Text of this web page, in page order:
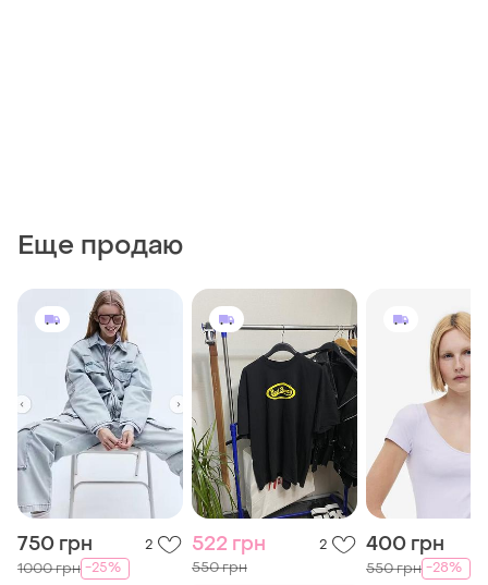
Еще продаю
750 грн 2
1000 грн -25%
522 грн 2
550 грн
400 грн
550 грн -28%